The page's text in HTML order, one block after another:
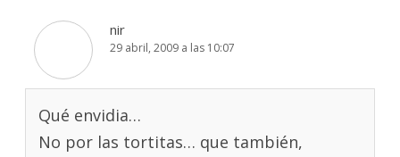
nir
29 abril, 2009 a las 10:07
Qué envidia…
No por las tortitas… que también,